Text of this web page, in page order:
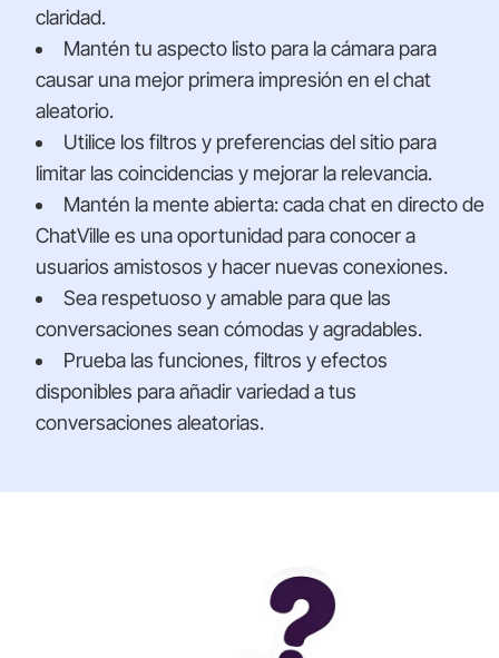
claridad.
Mantén tu aspecto listo para la cámara para
causar una mejor primera impresión en el chat
aleatorio.
Utilice los filtros y preferencias del sitio para
limitar las coincidencias y mejorar la relevancia.
Mantén la mente abierta: cada chat en directo de
ChatVille es una oportunidad para conocer a
usuarios amistosos y hacer nuevas conexiones.
Sea respetuoso y amable para que las
conversaciones sean cómodas y agradables.
Prueba las funciones, filtros y efectos
disponibles para añadir variedad a tus
conversaciones aleatorias.